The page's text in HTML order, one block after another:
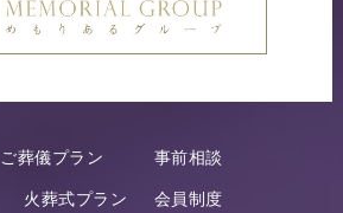
ご葬儀プラン
火葬式プラン
事前相談
会員制度